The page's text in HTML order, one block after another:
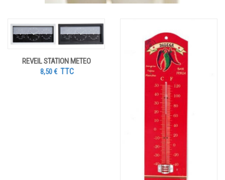
REVEIL STATION METEO
8,50€ TTC